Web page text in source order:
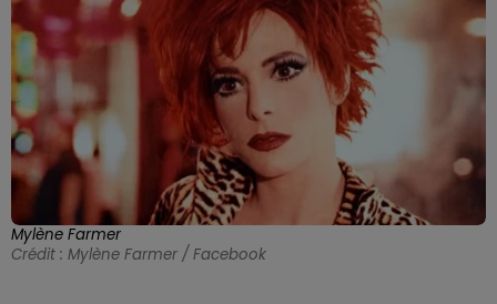
Mylène Farmer
Crédit : Mylène Farmer / Facebook